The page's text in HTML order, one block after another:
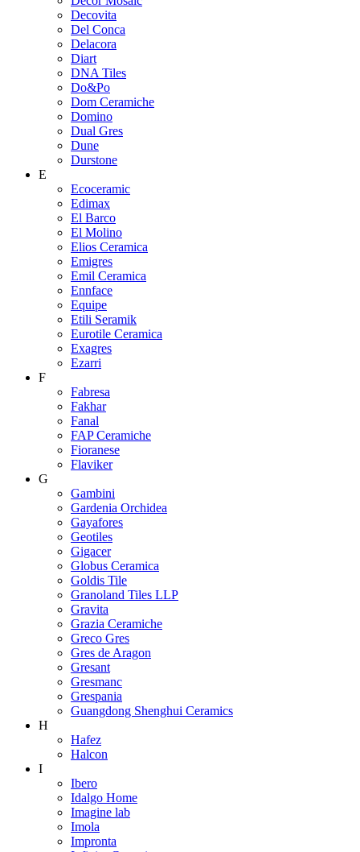
Decovita
Del Conca
Delacora
Diart
DNA Tiles
Do&Po
Dom Ceramiche
Domino
Dual Gres
Dune
Durstone
E
Ecoceramic
Edimax
El Barco
El Molino
Elios Ceramica
Emigres
Emil Ceramica
Ennface
Equipe
Etili Seramik
Eurotile Ceramica
Exagres
Ezarri
F
Fabresa
Fakhar
Fanal
FAP Ceramiche
Fioranese
Flaviker
G
Gambini
Gardenia Orchidea
Gayafores
Geotiles
Gigacer
Globus Ceramica
Goldis Tile
Granoland Tiles LLP
Gravita
Grazia Ceramiche
Greco Gres
Gres de Aragon
Gresant
Gresmanc
Grespania
Guangdong Shenghui Ceramics
H
Hafez
Halcon
I
Ibero
Idalgo Home
Imagine lab
Imola
Impronta